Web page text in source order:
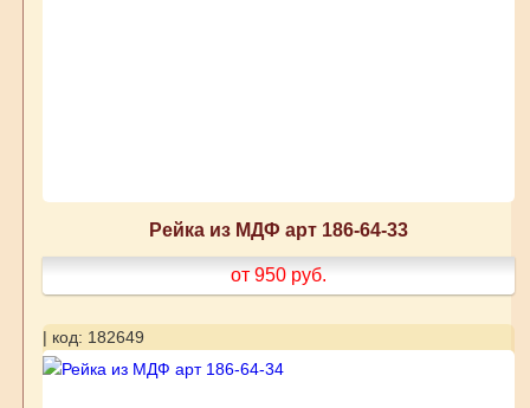
Рейка из МДФ арт 186-64-33
от 950 руб.
| код: 182649